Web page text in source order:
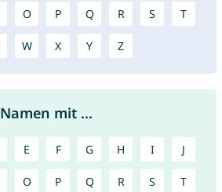
O P Q R S T
W X Y Z
Namen mit ...
E F G H I J
O P Q R S T